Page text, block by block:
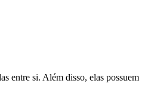
entre si. Além disso, elas possuem